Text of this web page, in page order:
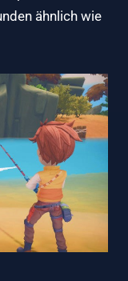
ähnlich wie